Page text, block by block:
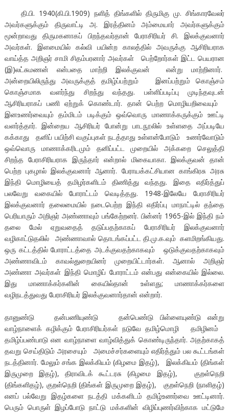
தி.பி. 1940(கி.பி.1909) நளித் திங்களில் திருமிகு மு. சிங்காரவேலர்
அவர்களுக்கும் திருவாட்டி அ. இரத்தினம் அம்மையார் அவர்களுக்கும்
மூன்றாவது திருமகனாகப் பிறந்தவர்தான் பேராசிரியர் சி. இலக்குவனார்
அவர்கள். இளமையில் கல்வி பயின்ற காலத்தில் அவருக்கு ஆசிரியராக
வாய்த்த அறிஞர் சாமி சிதம்பரனார் அவர்கள் பெற்றோர்கள் இட்ட பெயரான
(இ)லட்சுமணன் என்பதை மாற்றி இலக்குவன் என்று மாற்றினார்.
அன்றையிலிருந்து அவருக்குத் தமிழ்ப்பற்றும் இனப்பற்றும் கொஞ்சம்
கொஞ்சமாக வளர்ந்து சிறந்து வந்தது. பள்ளிப்படிப்பு முடிந்தவுடன்
ஆசிரியராகப் பணி ஏற்றுக் கொண்டார். தான் பெற்ற மொழியறிவையும்
இனஉணர்வையும் தம்மிடம் படிக்கும் ஒவ்வொரு மாணாக்கருக்கும் ஊட்டி
வளர்த்தார். இன்றைய ஆசிரியர் போன்று பாடநூலில் உள்ளதை அப்படியே
கக்காது தனிப் பயிற்சி வகுப்புகள் நடத்தாது உள்ளன்போடும் உணர்வோடும்
ஒவ்வொரு மாணாக்கரிடமும் தனிப்பட்ட முறையில் அக்கறை செலுத்தி
சிறந்த பேராசிரியராக இருந்தார் என்றால் மிகையாகா. இலக்குவன் தான்
பெற்ற புகழால் இலக்குவனார் ஆனார். பேராயக்கட்சியான காங்கிரசு அரசு
இந்தி மொழியைத் தமிழர்களிடம் திணித்து வந்தது. இதை எதிர்த்துப்
பலவேறு வகையில் போராட்டம் வெடித்தது. 1948-இலேயே பேராசிரியர்
இலக்குவனார் தலைமையில் நடைபெற்ற இந்தி எதிர்ப்பு மாநாட்டில் தந்தை
பெரியாரும் அறிஞர் அண்ணாவும் பங்கேற்றனர். பின்னர் 1965-இல் இந்தி நம்
தலை மேல் ஏறுவதைத் தடுப்பதற்காகப் பேராசிரியர் இலக்குவனார்
வழிகாட்டுதலில் அண்ணாவால் தொடங்கப்பட்ட தி.மு.க.வும் களமிறங்கியது.
ஒரு கட்டத்தில் போராட்டத்தை அடக்குவதற்காகவும் ஒடுக்குவதற்காகவும்
அண்ணாவிடம் காவல்துறையினர் முறையிட்டார்கள். ஆனால் அறிஞர்
அண்ணா அவர்கள் இந்தி மொழிப் போராட்டம் என்பது என்கையில் இல்லை.
இது மாணாக்கர்களின் கையில்தான் உள்ளது; மாணாக்கர்களை
வழிநடத்துவது பேராசிரியர் இலக்குவனார்தான் என்றார்.
தானுண்டு தன்பணியுண்டு தன்பெண்டு பிள்ளையுண்டு என்று
வாழ்நாளைக் கழிக்கும் பேராசிரியர்கள் நடுவே தமிழ்மொழி தமிழினம்
தமிழ்ப்பண்பாடு என வாழ்நாளை வாழ்வித்துக் கொண்டிருந்தார். அதற்காகத்
தவறு செய்திடும் அரசையும் அமைச்சர்களையும் எதிர்த்தும் பல கூட்டங்கள்
நடத்தினார். மேலும் சங்க இலக்கியம் (கிழமை இதழ்), இலக்கியம் (திங்கள்
இருமுறை இதழ்), திராவிடக் கூட்டரசு (கிழமை இதழ்), குறள்நெறி
(திங்களிதழ்), குறள்நெறி (திங்கள் இருமுறை இதழ்), குறள்நெறி (நாளிதழ்)
எனப் பல்வேறு இதழ்களை நடத்தி மக்களிடம் தமிழ்உணர்வை ஊட்டினார்.
பெரும் பொருள் இழப்போடு நாட்டு மக்களின் விழிப்புணர்விற்காக மட்டுமே